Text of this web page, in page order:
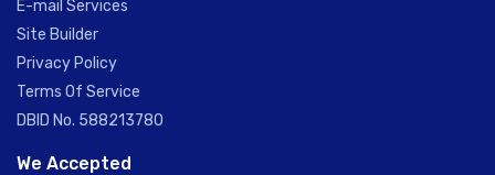
E-mail Services
Site Builder
Privacy Policy
Terms Of Service
DBID No. 588213780
We Accepted